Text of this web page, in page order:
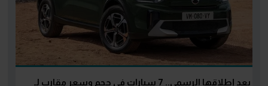
بعد إطلاقها الرسمي.. 7 سيارات في حجم وسعر مقارب لـ